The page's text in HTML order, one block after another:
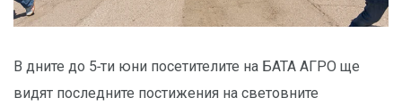
В дните до 5-ти юни посетителите на БАТА АГРО ще
видят последните постижения на световните